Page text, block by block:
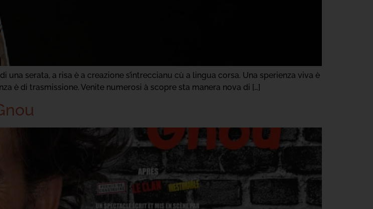
serata, a risa è a creazione s’intreccianu cù a lingua corsa. Una sperienza viva è
è di trasmissione. Venite numerosi à scopre sta manera nova di […]